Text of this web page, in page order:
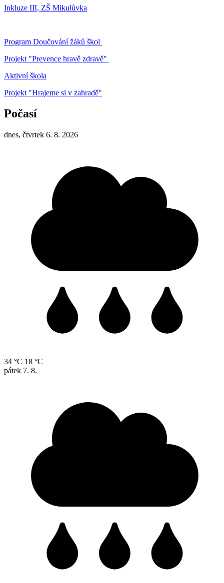
Inkluze III, ZŠ Mikulůvka
Program Doučování žáků škol
Projekt "Prevence hravě zdravě"
Aktivní škola
Projekt "Hrajeme si v zahradě"
Počasí
dnes, čtvrtek 6. 8. 2026
34 °C 18 °C
pátek 7. 8.